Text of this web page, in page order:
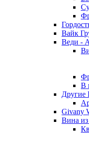
Вайк
Веди -
В
Другие
Givany
Вина из